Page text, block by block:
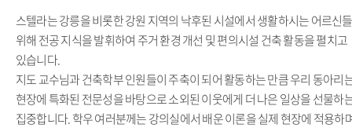
스텔라는 강릉을 비롯한 강원 지역의 낙후된 시설에서 생활하시는 어르신
위해 전공 지식을 발휘하여 주거 환경 개선 및 편의시설 건축 활동을 펼치고
있습니다.
지도 교수님과 건축학부 인원들이 주축이 되어 활동하는 만큼 우리 동아리
현장에 특화된 전문성을 바탕으로 소외된 이웃에게 더 나은 일상을 선물하
집중합니다. 학우 여러분께는 강의실에서 배운 이론을 실제 현장에 적용하